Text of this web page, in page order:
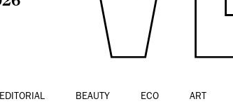
EDITORIAL BEAUTY ECO ART